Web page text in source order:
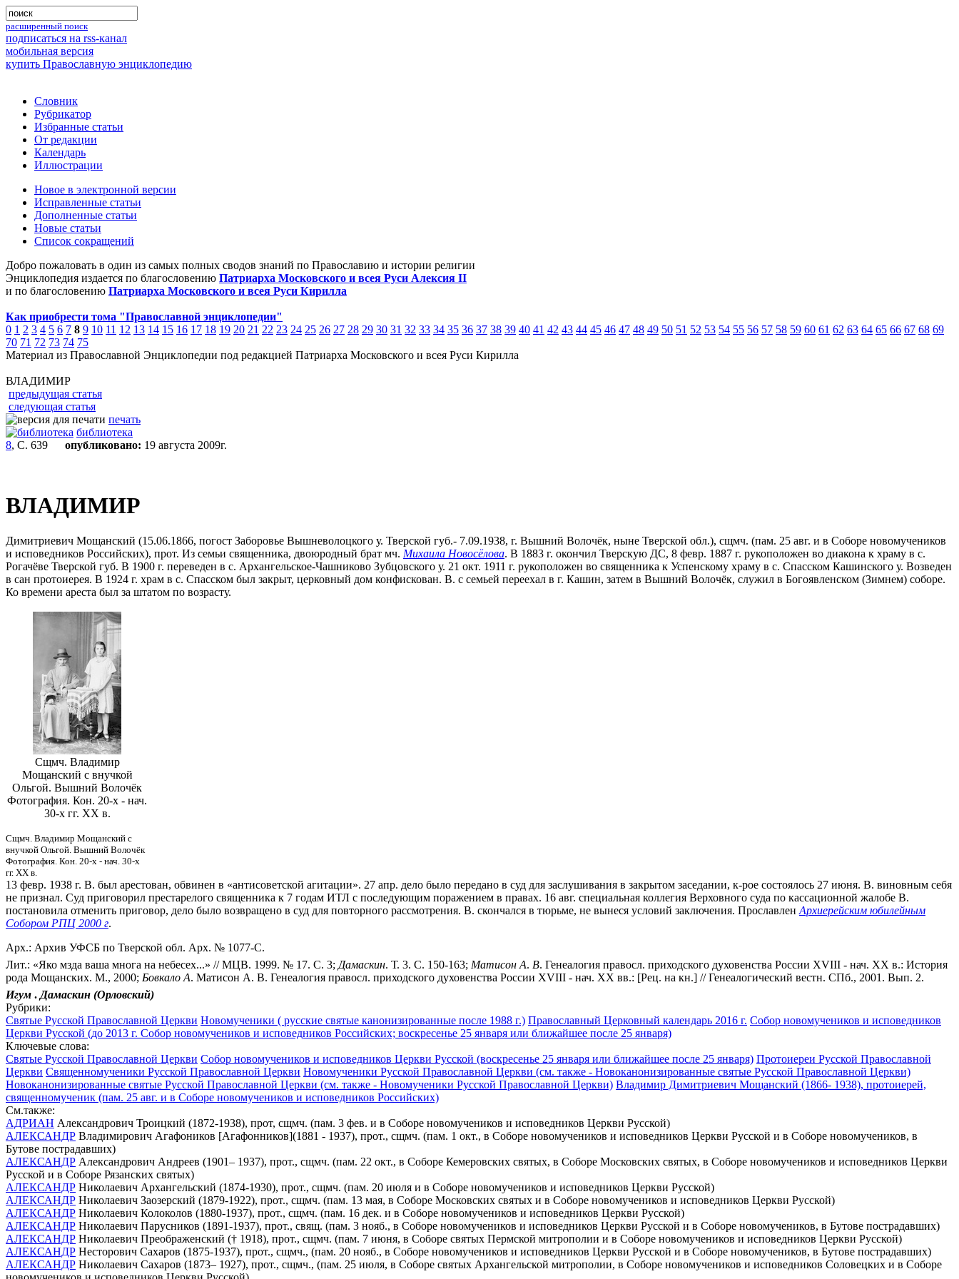
расширенный поиск
подписаться на rss-канал
мобильная версия
купить Православную энциклопедию
Словник
Рубрикатор
Избранные статьи
От редакции
Календарь
Иллюстрации
Новое в электронной версии
Исправленные статьи
Дополненные статьи
Новые статьи
Список сокращений
Добро пожаловать в один из самых полных сводов знаний по Православию и истории религии
Энциклопедия издается по благословению Патриарха Московского и всея Руси Алексия II
и по благословению Патриарха Московского и всея Руси Кирилла
Как приобрести тома "Православной энциклопедии"
0 1 2 3 4 5 6 7 8 9 10 11 12 13 14 15 16 17 18 19 20 21 22 23 24 25 26 27 28 29 30 31 32 33 34 35 36 37 38 39 40 41 42 43 44 45 46 47 48 49 50 51 52 53 54 55 56 57 58 59 60 61 62 63 64 65 66 67 68 69
70 71 72 73 74 75
Материал из Православной Энциклопедии под редакцией Патриарха Московского и всея Руси Кирилла
ВЛАДИМИР
предыдущая статья
следующая статья
печать
библиотека
8, С. 639 опубликовано: 19 августа 2009г.
ВЛАДИМИР
Димитриевич Мощанский (15.06.1866, погост Заборовье Вышневолоцкого у. Тверской губ.- 7.09.1938, г. Вышний Волочёк, ныне Тверской обл.), сщмч. (пам. 25 авг. и в Соборе новомучеников
и исповедников Российских), прот. Из семьи священника, двоюродный брат мч. Михаила Новосёлова. В 1883 г. окончил Тверскую ДС, 8 февр. 1887 г. рукоположен во диакона к храму в с.
Рогачёве Тверской губ. В 1900 г. переведен в с. Архангельское-Чашниково Зубцовского у. 21 окт. 1911 г. рукоположен во священника к Успенскому храму в с. Спасском Кашинского у. Возведен
в сан протоиерея. В 1924 г. храм в с. Спасском был закрыт, церковный дом конфискован. В. с семьей переехал в г. Кашин, затем в Вышний Волочёк, служил в Богоявленском (Зимнем) соборе.
Ко времени ареста был за штатом по возрасту.
Сщмч. Владимир
Мощанский с внучкой
Ольгой. Вышний Волочёк
Фотография. Кон. 20-х - нач.
30-х гг. XX в.
Сщмч. Владимир Мощанский с
внучкой Ольгой. Вышний Волочёк
Фотография. Кон. 20-х - нач. 30-х
гг. XX в.
13 февр. 1938 г. В. был арестован, обвинен в «антисоветской агитации». 27 апр. дело было передано в суд для заслушивания в закрытом заседании, к-рое состоялось 27 июня. В. виновным себя
не признал. Суд приговорил престарелого священника к 7 годам ИТЛ с последующим поражением в правах. 16 авг. специальная коллегия Верховного суда по кассационной жалобе В.
постановила отменить приговор, дело было возвращено в суд для повторного рассмотрения. В. скончался в тюрьме, не вынеся условий заключения. Прославлен Архиерейским юбилейным
Собором РПЦ 2000 г.
Арх.: Архив УФСБ по Тверской обл. Арх. № 1077-С.
Лит.: «Яко мзда ваша многа на небесех...» // МЦВ. 1999. № 17. С. 3; Дамаскин. Т. 3. С. 150-163; Матисон А. В. Генеалогия правосл. приходского духовенства России XVIII - нач. XX в.: История
рода Мощанских. М., 2000; Бовкало А. Матисон А. В. Генеалогия правосл. приходского духовенства России XVIII - нач. XX вв.: [Рец. на кн.] // Генеалогический вестн. СПб., 2001. Вып. 2.
Игум . Дамаскин (Орловский)
Рубрики:
Святые Русской Православной Церкви Новомученики ( русские святые канонизированные после 1988 г.) Православный Церковный календарь 2016 г. Собор новомучеников и исповедников
Церкви Русской (до 2013 г. Собор новомучеников и исповедников Российских; воскресенье 25 января или ближайшее после 25 января)
Ключевые слова:
Святые Русской Православной Церкви Собор новомучеников и исповедников Церкви Русской (воскресенье 25 января или ближайшее после 25 января) Протоиереи Русской Православной
Церкви Священномученики Русской Православной Церкви Новомученики Русской Православной Церкви (см. также - Новоканонизированные святые Русской Православной Церкви)
Новоканонизированные святые Русской Православной Церкви (см. также - Новомученики Русской Православной Церкви) Владимир Димитриевич Мощанский (1866- 1938), протоиерей,
священномученик (пам. 25 авг. и в Соборе новомучеников и исповедников Российских)
См.также:
АДРИАН Александрович Троицкий (1872-1938), прот, сщмч. (пам. 3 фев. и в Соборе новомучеников и исповедников Церкви Русской)
АЛЕКСАНДР Владимирович Агафоников [Агафонников](1881 - 1937), прот., сщмч. (пам. 1 окт., в Соборе новомучеников и исповедников Церкви Русской и в Соборе новомучеников, в
Бутове пострадавших)
АЛЕКСАНДР Александрович Андреев (1901– 1937), прот., сщмч. (пам. 22 окт., в Соборе Кемеровских святых, в Соборе Московских святых, в Соборе новомучеников и исповедников Церкви
Русской и в Соборе Рязанских святых)
АЛЕКСАНДР Николаевич Архангельский (1874-1930), прот., сщмч. (пам. 20 июля и в Соборе новомучеников и исповедников Церкви Русской)
АЛЕКСАНДР Николаевич Заозерский (1879-1922), прот., сщмч. (пам. 13 мая, в Соборе Московских святых и в Соборе новомучеников и исповедников Церкви Русской)
АЛЕКСАНДР Николаевич Колоколов (1880-1937), прот., сщмч. (пам. 16 дек. и в Соборе новомучеников и исповедников Церкви Русской)
АЛЕКСАНДР Николаевич Парусников (1891-1937), прот., свящ. (пам. 3 нояб., в Соборе новомучеников и исповедников Церкви Русской и в Соборе новомучеников, в Бутове пострадавших)
АЛЕКСАНДР Николаевич Преображенский († 1918), прот., сщмч. (пам. 7 июня, в Соборе святых Пермской митрополии и в Соборе новомучеников и исповедников Церкви Русской)
АЛЕКСАНДР Несторович Сахаров (1875-1937), прот., сщмч., (пам. 20 нояб., в Соборе новомучеников и исповедников Церкви Русской и в Соборе новомучеников, в Бутове пострадавших)
АЛЕКСАНДР Николаевич Сахаров (1873– 1927), прот., сщмч., (пам. 25 июля, в Соборе святых Архангельской митрополии, в Соборе новомучеников и исповедников Соловецких и в Соборе